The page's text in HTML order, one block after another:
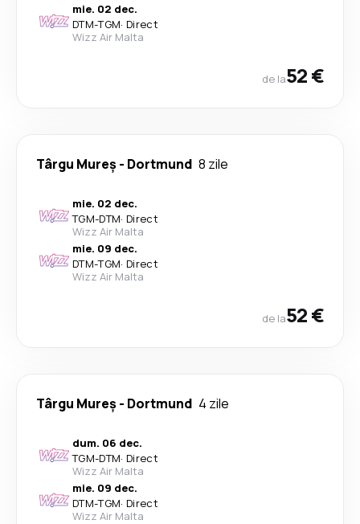
mie. 02 dec.
DTM-TGM· Direct
Wizz Air Malta
de la52 €
Târgu Mureș - Dortmund 8 zile
mie. 02 dec.
TGM-DTM· Direct
Wizz Air Malta
mie. 09 dec.
DTM-TGM· Direct
Wizz Air Malta
de la52 €
Târgu Mureș - Dortmund 4 zile
dum. 06 dec.
TGM-DTM· Direct
Wizz Air Malta
mie. 09 dec.
DTM-TGM· Direct
Wizz Air Malta